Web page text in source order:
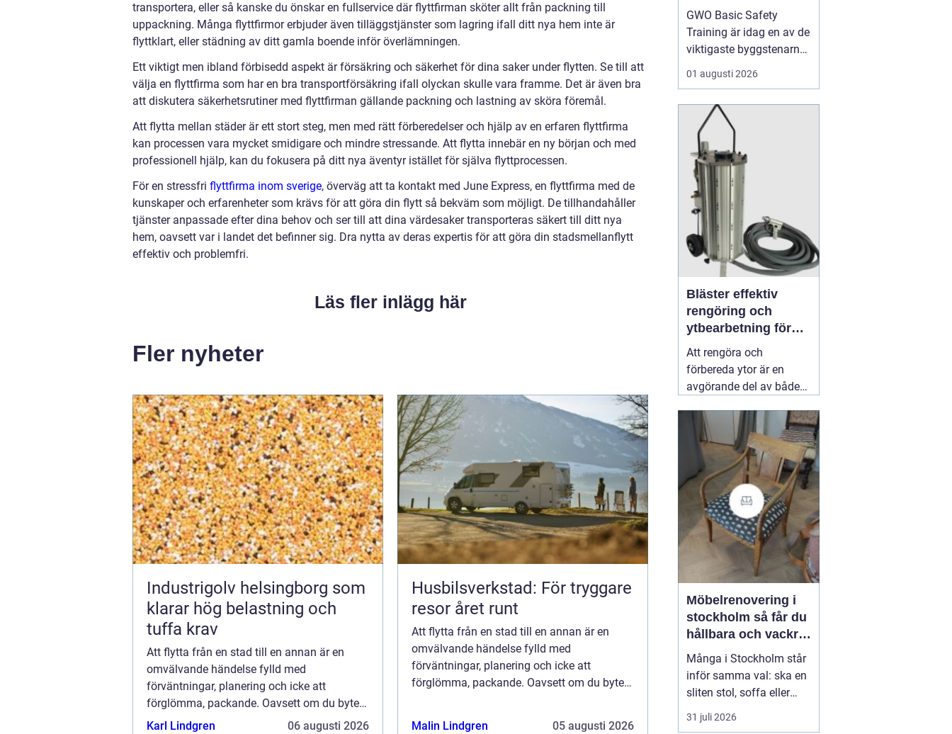
transportera, eller så kanske du önskar en fullservice där flyttfirman sköter allt från packning till
uppackning. Många flyttfirmor erbjuder även tilläggstjänster som lagring ifall ditt nya hem inte är
flyttklart, eller städning av ditt gamla boende inför överlämningen.
Ett viktigt men ibland förbisedd aspekt är försäkring och säkerhet för dina saker under flytten. Se till att
välja en flyttfirma som har en bra transportförsäkring ifall olyckan skulle vara framme. Det är även bra
att diskutera säkerhetsrutiner med flyttfirman gällande packning och lastning av sköra föremål.
Att flytta mellan städer är ett stort steg, men med rätt förberedelser och hjälp av en erfaren flyttfirma
kan processen vara mycket smidigare och mindre stressande. Att flytta innebär en ny början och med
professionell hjälp, kan du fokusera på ditt nya äventyr istället för själva flyttprocessen.
För en stressfri flyttfirma inom sverige, överväg att ta kontakt med June Express, en flyttfirma med de
kunskaper och erfarenheter som krävs för att göra din flytt så bekväm som möjligt. De tillhandahåller
tjänster anpassade efter dina behov och ser till att dina värdesaker transporteras säkert till ditt nya
hem, oavsett var i landet det befinner sig. Dra nytta av deras expertis för att göra din stadsmellanflytt
effektiv och problemfri.
Läs fler inlägg här
Fler nyheter
Industrigolv helsingborg som
klarar hög belastning och
tuffa krav
Att flytta från en stad till en annan är en
omvälvande händelse fylld med
förväntningar, planering och icke att
förglömma, packande. Oavsett om du byter
städer av karriärsjäl, för kärl...
Karl Lindgren 06 augusti 2026
Husbilsverkstad: För tryggare
resor året runt
Att flytta från en stad till en annan är en
omvälvande händelse fylld med
förväntningar, planering och icke att
förglömma, packande. Oavsett om du byter
Malin Lindgren
05 augusti 2026
n
GWO Basic Safety
Training är idag en av de
viktigaste byggstenarna
för alla som vill arbeta
professionellt inom
skapar en gemensam
säkerhetsnivå i en
bransch där jobbet ofta
sker långt frå...
01 augusti 2026
Bläster effektiv
rengöring och
ytbearbetning för
proffs och
hantverkare
Att rengöra och
förbereda ytor är en
avgörande del av både
renovering. Färg, rost,
smuts och gamla
beläggningar gör att
material åldras snabbare
och försämrar
slutresultatet vid
målning eller annan
behandling. Här31 juli
Möbelrenovering i
stockholm så får du
hållbara och vackra
möbler
Många i Stockholm står
inför samma val: ska en
sliten stol, soffa eller
fåtölj slängas, säljas
billigt eller renoveras?
31 juli 2026